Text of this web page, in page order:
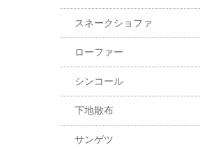
スネークショファ
ローファー
シンコール
下地散布
サンゲツ